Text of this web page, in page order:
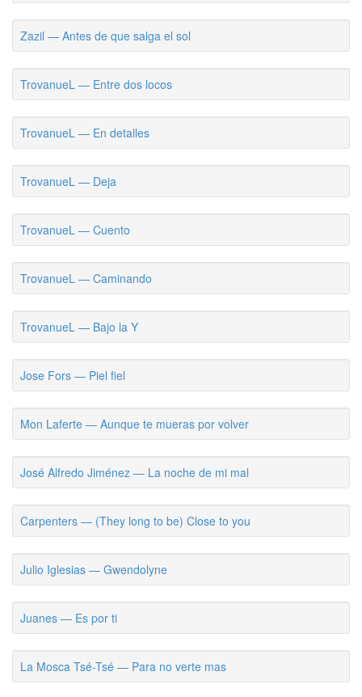
Zazil — Antes de que salga el sol
TrovanueL — Entre dos locos
TrovanueL — En detalles
TrovanueL — Deja
TrovanueL — Cuento
TrovanueL — Caminando
TrovanueL — Bajo la Y
Jose Fors — Piel fiel
Mon Laferte — Aunque te mueras por volver
José Alfredo Jiménez — La noche de mi mal
Carpenters — (They long to be) Close to you
Julio Iglesias — Gwendolyne
Juanes — Es por ti
La Mosca Tsé-Tsé — Para no verte mas